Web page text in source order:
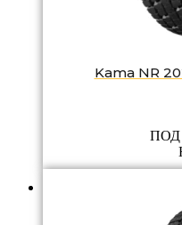
Kama NR
ПОД